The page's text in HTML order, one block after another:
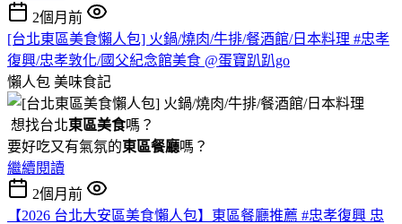
2個月前
[台北東區美食懶人包] 火鍋/燒肉/牛排/餐酒館/日本料理 #忠孝
復興/忠孝敦化/國父紀念館美食 @蛋寶趴趴go
懶人包 美味食記
想找台北東區美食嗎？
要好吃又有氣氛的東區餐廳嗎？
繼續閱讀
2個月前
【2026 台北大安區美食懶人包】東區餐廳推薦 #忠孝復興 忠